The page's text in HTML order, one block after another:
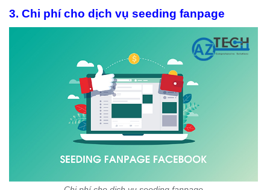
3. Chi phí cho dịch vụ seeding fanpage